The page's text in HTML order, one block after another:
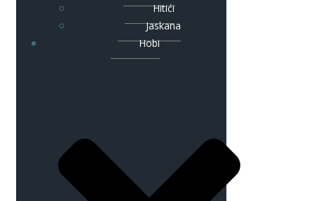
Hitići
Jaskana
Hobi